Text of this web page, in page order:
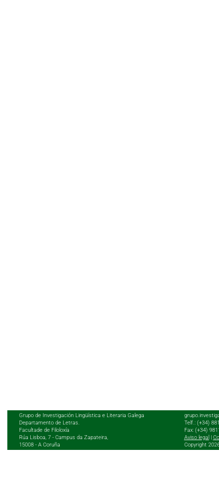
Grupo de Investigación Lingüística e Literaria Galega
Departamento de Letras.
Facultade de Filoloxía
Rúa Lisboa, 7 - Campus da Zapateira,
15008 - A Coruña
Telf.: (+34)
Fax: (+34)
Aviso legal |
Copyright